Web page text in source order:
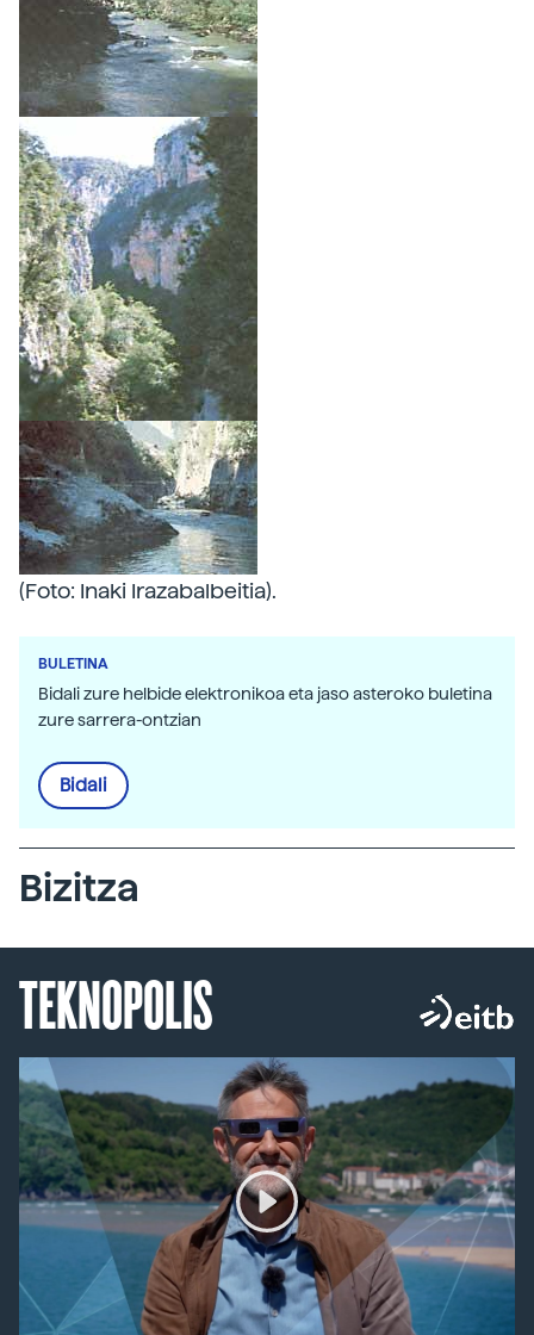
(Foto: Inaki Irazabalbeitia).
BULETINA
Bidali zure helbide elektronikoa eta jaso asteroko buletina
zure sarrera-ontzian
Bidali
Bizitza
TEKNOPOLIS